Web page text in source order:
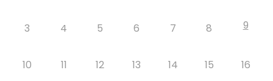
3 4 5 6 7 8 9
10 11 12 13 14 15 16